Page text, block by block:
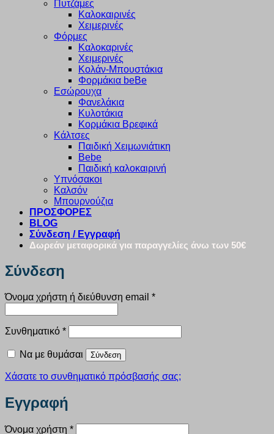
Πυτζάμες
Καλοκαιρινές
Χειμερινές
Φόρμες
Καλοκαρινές
Χειμερινές
Κολάν-Μπουστάκια
Φορμάκια beBe
Εσώρουχα
Φανελάκια
Κυλοτάκια
Κορμάκια Βρεφικά
Κάλτσες
Παιδική Χειμωνιάτικη
Bebe
Παιδική καλοκαιρινή
Υπνόσακοι
Καλσόν
Μπουρνούζια
ΠΡΟΣΦΟΡΕΣ
BLOG
Σύνδεση / Εγγραφή
Δωρεάν μεταφορικά για παραγγελίες άνω των 50€
Σύνδεση
Όνομα χρήστη ή διεύθυνση email *Απαιτείται
Συνθηματικό *Απαιτείται
Να με θυμάσαι Σύνδεση
Χάσατε το συνθηματικό πρόσβασής σας;
Εγγραφή
Όνομα χρήστη *Απαιτείται